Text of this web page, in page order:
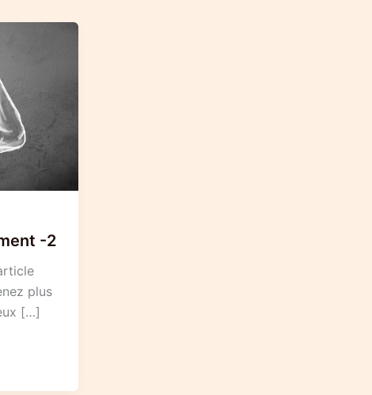
-2
plus
[…]